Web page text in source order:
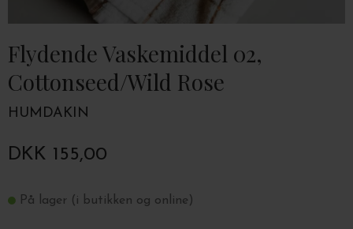
Flydende Vaskemiddel 02,
Cottonseed/Wild Rose
HUMDAKIN
DKK 155,00
På lager (i butikken og online)